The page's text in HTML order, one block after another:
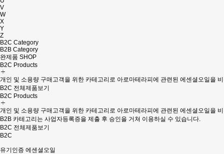
V
W
X
Y
Z
B2C Category
B2B Category
완제품 SHOP
B2C Products
개인 및 소용량 구매고객을 위한 카테고리로 아로마테라피에 관련된 에센셜오일을
B2C 전체제품보기
B2C Products
개인 및 소용량 구매고객을 위한 카테고리로 아로마테라피에 관련된 에센셜오일을
B2B 카테고리는 사업자등록증을 제출 후 승인을 거쳐 이용하실 수 있습니다.
B2C 전체제품보기
B2C
유기인증 에센셜오일